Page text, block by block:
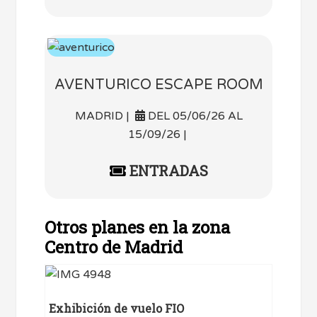
AVENTURICO ESCAPE ROOM
MADRID |
DEL 05/06/26 AL
15/09/26 |
ENTRADAS
Otros planes en la zona
Centro de Madrid
Exhibición de vuelo FIO